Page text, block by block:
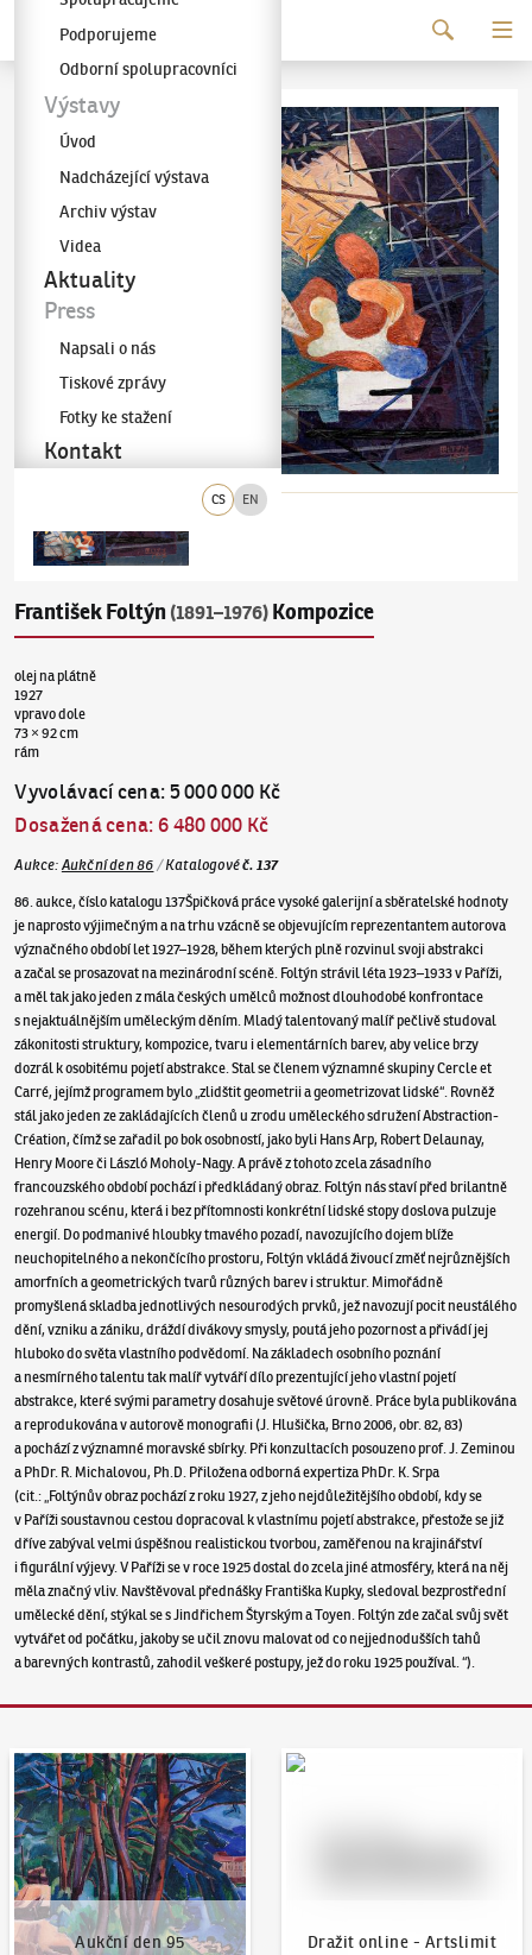
Galerie KODL
CS EN
Podporujeme
Odborní spolupracovníci
Výstavy
Úvod
Nadcházející výstava
Archiv výstav
Videa
Aktuality
Press
Napsali o nás
Tiskové zprávy
Fotky ke stažení
Kontakt
František Foltýn (1891–1976) Kompozice
olej na plátně
1927
vpravo dole
73 × 92 cm
rám
Vyvolávací cena:5 000 000 Kč
Dosažená cena:6 480 000 Kč
Aukce: Aukční den 86 /Katalogovéč.137
86. aukce, číslo katalogu 137Špičková práce vysoké galerijní a sběratelské hodnoty
je naprosto výjimečným a na trhu vzácně se objevujícím reprezentantem autorova
význačného období let 1927–1928, během kterých plně rozvinul svoji abstrakci
a začal se prosazovat na mezinárodní scéně. Foltýn strávil léta 1923–1933 v Paříži,
a měl tak jako jeden z mála českých umělců možnost dlouhodobé konfrontace
s nejaktuálnějším uměleckým děním. Mladý talentovaný malíř pečlivě studoval
zákonitosti struktury, kompozice, tvaru i elementárních barev, aby velice brzy
dozrál k osobitému pojetí abstrakce. Stal se členem významné skupiny Cercle et
Carré, jejímž programem bylo „zlidštit geometrii a geometrizovat lidské“. Rovněž
stál jako jeden ze zakládajících členů u zrodu uměleckého sdružení Abstraction-
Création, čímž se zařadil po bok osobností, jako byli Hans Arp, Robert Delaunay,
Henry Moore či László Moholy-Nagy. A právě z tohoto zcela zásadního
francouzského období pochází i předkládaný obraz. Foltýn nás staví před brilantně
rozehranou scénu, která i bez přítomnosti konkrétní lidské stopy doslova pulzuje
energií. Do podmanivé hloubky tmavého pozadí, navozujícího dojem blíže
neuchopitelného a nekončícího prostoru, Foltýn vkládá živoucí změť nejrůznějších
amorfních a geometrických tvarů různých barev i struktur. Mimořádně
promyšlená skladba jednotlivých nesourodých prvků, jež navozují pocit neustálého
dění, vzniku a zániku, dráždí divákovy smysly, poutá jeho pozornost a přivádí jej
hluboko do světa vlastního podvědomí. Na základech osobního poznání
a nesmírného talentu tak malíř vytváří dílo prezentující jeho vlastní pojetí
abstrakce, které svými parametry dosahuje světové úrovně. Práce byla publikována
a reprodukována v autorově monografii (J. Hlušička, Brno 2006, obr. 82, 83)
a pochází z významné moravské sbírky. Při konzultacích posouzeno prof. J. Zeminou
a PhDr. R. Michalovou, Ph.D. Přiložena odborná expertiza PhDr. K. Srpa
(cit.: „Foltýnův obraz pochází z roku 1927, z jeho nejdůležitějšího období, kdy se
v Paříži soustavnou cestou dopracoval k vlastnímu pojetí abstrakce, přestože se již
dříve zabýval velmi úspěšnou realistickou tvorbou, zaměřenou na krajinářství
i figurální výjevy. V Paříži se v roce 1925 dostal do zcela jiné atmosféry, která na něj
měla značný vliv. Navštěvoval přednášky Františka Kupky, sledoval bezprostřední
umělecké dění, stýkal se s Jindřichem Štyrským a Toyen. Foltýn zde začal svůj svět
vytvářet od počátku, jakoby se učil znovu malovat od co nejjednodušších tahů
a barevných kontrastů, zahodil veškeré postupy, jež do roku 1925 používal. “).
Aukční den 95
Aukční den 95
Dražit online - Artslimit
Dražit online - Artslimit